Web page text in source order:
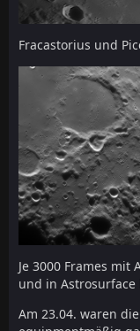
Fracastorius und
Je 3000 Frames mit
und in
Am 23.04. waren